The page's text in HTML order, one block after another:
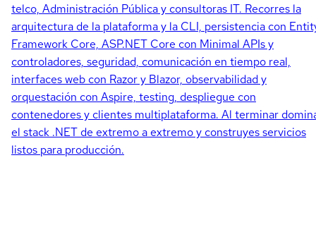
telco, Administración Pública y consultoras IT. Recorres la
arquitectura de la plataforma y la CLI, persistencia con
Framework Core, ASP.NET Core con Minimal APIs y
controladores, seguridad, comunicación en tiempo real,
interfaces web con Razor y Blazor, observabilidad y
orquestación con Aspire, testing, despliegue con
contenedores y clientes multiplataforma. Al terminar
el stack .NET de extremo a extremo y construyes servicios
listos para producción.